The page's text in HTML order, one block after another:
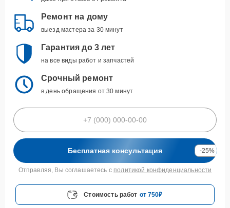
Ремонт на дому
выезд мастера за 30 минут
Гарантия до 3 лет
на все виды работ и запчастей
Срочный ремонт
в день обращения от 30 минут
Бесплатная консультация -25%
Отправляя, Вы соглашаетесь с политикой конфиденциальности
Стоимость работ от 750₽